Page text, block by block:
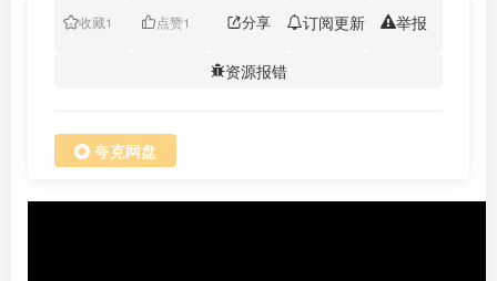
收藏1 点赞1 分享 订阅更新 举报
资源报错
夸克网盘